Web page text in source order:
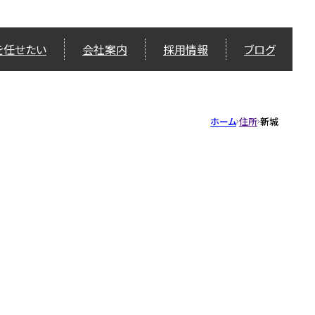
せたい 会社案内 採用情報 ブログ
ホーム 住所 新城